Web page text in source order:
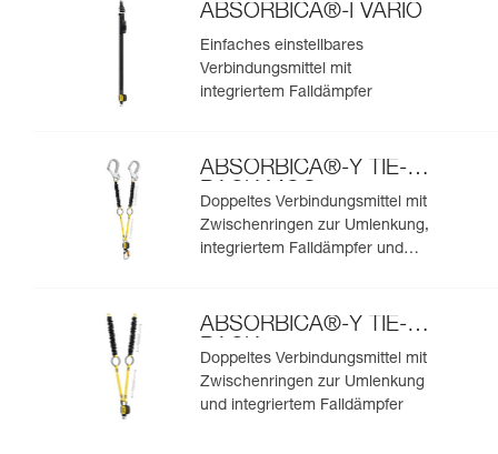
ABSORBICA®-I VARIO
Einfaches einstellbares
Verbindungsmittel mit
integriertem Falldämpfer
ABSORBICA®-Y TIE-
BACK MGO
Doppeltes Verbindungsmittel mit
Zwischenringen zur Umlenkung,
integriertem Falldämpfer und
ABSORBICA®-Y TIE-
BACK
Doppeltes Verbindungsmittel mit
Zwischenringen zur Umlenkung
und integriertem Falldämpfer